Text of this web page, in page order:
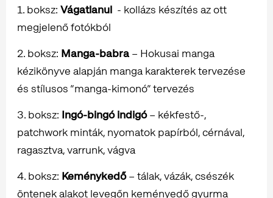
1. boksz: Vágatlanul - kollázs készítés az ott
megjelenő fotókból
2. boksz: Manga-babra – Hokusai manga
kézikönyve alapján manga karakterek tervezése
és stílusos “manga-kimonó” tervezés
3. boksz: Ingó-bingó indigó– kékfestő-,
patchwork minták, nyomatok papírból, cérnával,
ragasztva, varrunk, vágva
4. boksz: Keménykedő– tálak, vázák, csészék
öntenek alakot levegőn keményedő gyurma